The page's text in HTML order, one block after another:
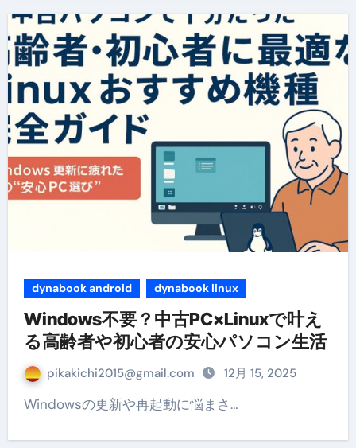
dynabook android dynabook linux
Windows不要？中古PC×Linuxで叶え
る高齢者や初心者の安心パソコン生活
pikakichi2015@gmail.com 12月 15, 2025
Windowsの更新や再起動に悩まさ…